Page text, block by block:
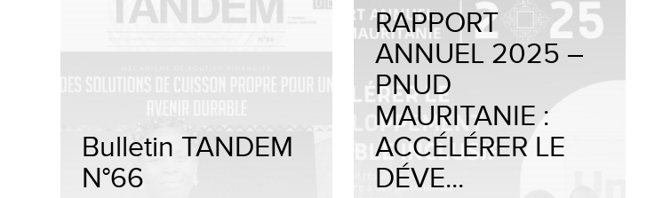
Bulletin TANDEM
N°66
RAPPORT
ANNUEL 2025 –
PNUD
MAURITANIE :
ACCÉLÉRER LE
DÉVE...